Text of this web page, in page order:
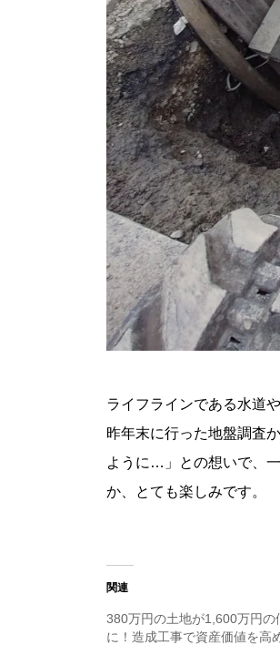
ライフラインである水道
昨年末に行った地盤調査
ように…」との想いで、
か、とても楽しみです。
関連
380万円の土地が1,600万円の
に！造成工事で資産価値を高